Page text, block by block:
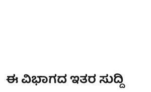
ಈ ವಿಭಾಗದ ಇತರ ಸುದ್ದಿ